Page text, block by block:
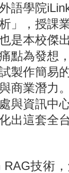
語學院
」，授課
是本校傑
點為發想
製作簡易
商業潛力
與資訊中
出這套全
技術